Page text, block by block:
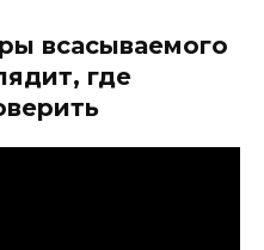
всасываемого
где